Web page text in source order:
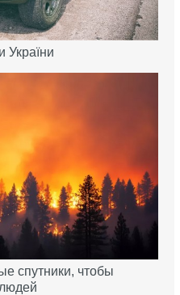
України
спутники, чтобы